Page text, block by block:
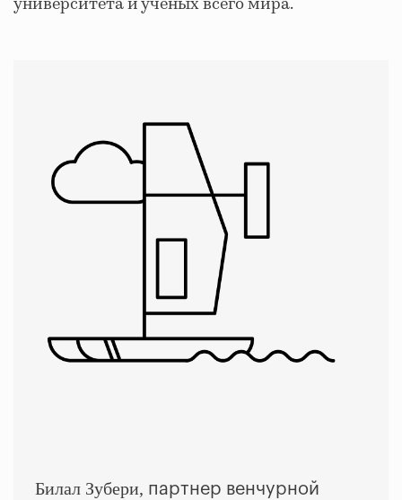
университета и ученых всего мира.
Билал Зубери, партнер венчурной